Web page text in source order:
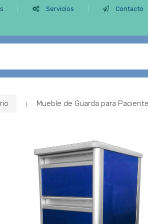
Servicios Contacto
Mueble de Guarda para